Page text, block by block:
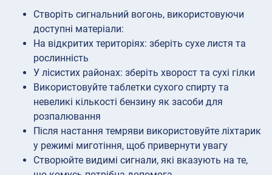
Створіть сигнальний вогонь, використовуючи
доступні матеріали:
На відкритих територіях: зберіть сухе листя та
рослинність
У лісистих районах: зберіть хворост та сухі гілки
Використовуйте таблетки сухого спирту та
невеликі кількості бензину як засоби для
розпалювання
Після настання темряви використовуйте ліхтарик
у режимі миготіння, щоб привернути увагу
Створюйте видимі сигнали, які вказують на те,